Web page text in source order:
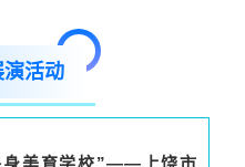
活动
身美育学校”——上饶市